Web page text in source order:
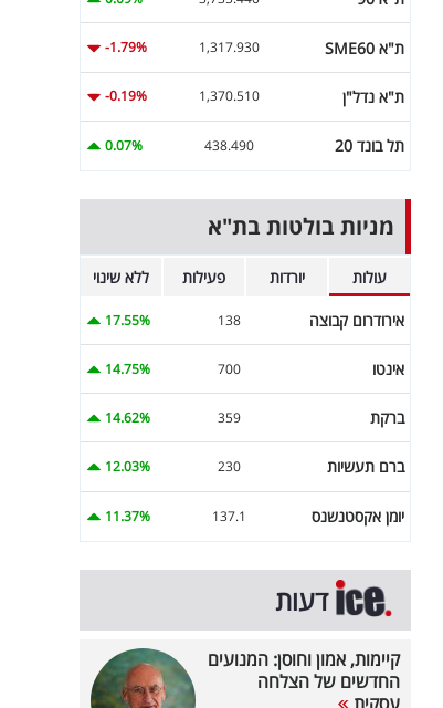
ת"א SME60 1,317.930
-1.79%
ת"א נדל"ן 1,370.510
-0.19%
תל בונד 20 438.490
0.07%
מניות בולטות בת"א
עולות יורדות פעילות ללא שינוי
אירודרום קבוצה 138
17.55%
אינטו 700
14.75%
ברקת 359
14.62%
ברם תעשיות 230
12.03%
יומן אקסטנשנס 137.1
11.37%
דעות
קיימות, אמון וחוסן: המנועים
החדשים של הצלחה